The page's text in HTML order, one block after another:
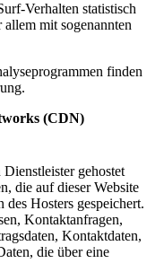
Verhalten statistisch
mit sogenannten
finden
(CDN)
gehostet
die auf dieser Website
Hosters gespeichert.
Kontaktanfragen,
Kontaktdaten,
die über eine